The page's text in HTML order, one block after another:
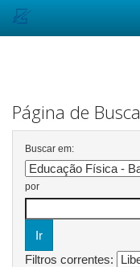
Página de Busca
Buscar em:
por
Filtros correntes: